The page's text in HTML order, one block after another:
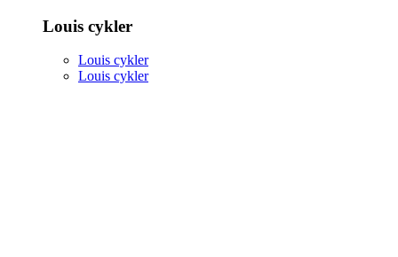
Louis cykler
Louis cykler
Louis cykler